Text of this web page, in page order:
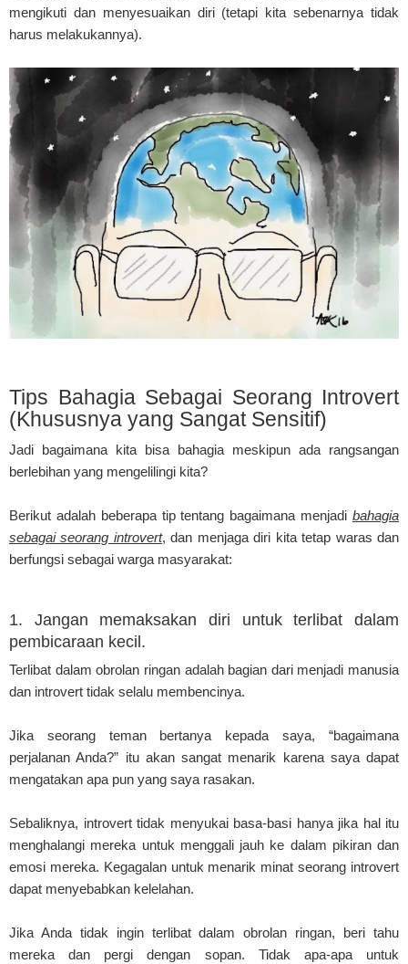
mengikuti dan menyesuaikan diri (tetapi kita sebenarnya tidak
harus melakukannya).
Tips Bahagia Sebagai Seorang Introvert
(Khususnya yang Sangat Sensitif)
Jadi bagaimana kita bisa bahagia meskipun ada rangsangan
berlebihan yang mengelilingi kita?
Berikut adalah beberapa tip tentang bagaimana menjadi bahagia
sebagai seorang introvert, dan menjaga diri kita tetap waras dan
berfungsi sebagai warga masyarakat:
1. Jangan memaksakan diri untuk terlibat dalam
pembicaraan kecil.
Terlibat dalam obrolan ringan adalah bagian dari menjadi manusia
dan introvert tidak selalu membencinya.
Jika seorang teman bertanya kepada saya, “bagaimana
perjalanan Anda?” itu akan sangat menarik karena saya dapat
mengatakan apa pun yang saya rasakan.
Sebaliknya, introvert tidak menyukai basa-basi hanya jika hal itu
menghalangi mereka untuk menggali jauh ke dalam pikiran dan
emosi mereka. Kegagalan untuk menarik minat seorang introvert
dapat menyebabkan kelelahan.
Jika Anda tidak ingin terlibat dalam obrolan ringan, beri tahu
mereka dan pergi dengan sopan. Tidak apa-apa untuk